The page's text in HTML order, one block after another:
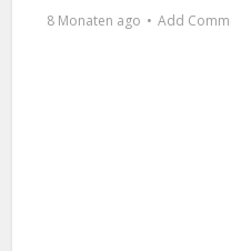
8 Monaten ago Add